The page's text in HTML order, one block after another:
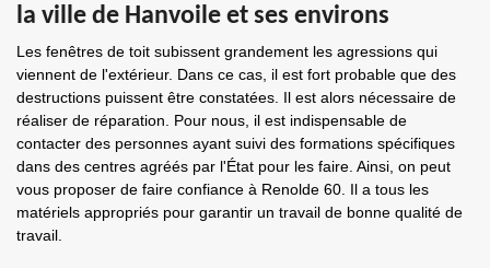
la ville de Hanvoile et ses environs
Les fenêtres de toit subissent grandement les agressions qui
viennent de l'extérieur. Dans ce cas, il est fort probable que des
destructions puissent être constatées. Il est alors nécessaire de
réaliser de réparation. Pour nous, il est indispensable de
contacter des personnes ayant suivi des formations spécifiques
dans des centres agréés par l'État pour les faire. Ainsi, on peut
vous proposer de faire confiance à Renolde 60. Il a tous les
matériels appropriés pour garantir un travail de bonne qualité de
travail.